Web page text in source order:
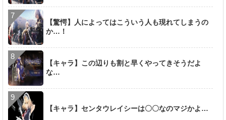
【驚愕】人によってはこういう人も現れてしまうの
か…！
【キャラ】この辺りも割と早くやってきそうだよ
な…
【キャラ】センタウレイシーは〇〇なのマジかよ…